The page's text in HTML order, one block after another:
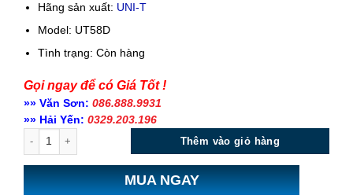
Hãng sản xuất: UNI-T
Model: UT58D
Tình trạng: Còn hàng
Gọi ngay để có Giá Tốt !
»» Văn Sơn: 086.888.9931
»» Hải Yến: 0329.203.196
Thêm vào giỏ hàng
MUA NGAY